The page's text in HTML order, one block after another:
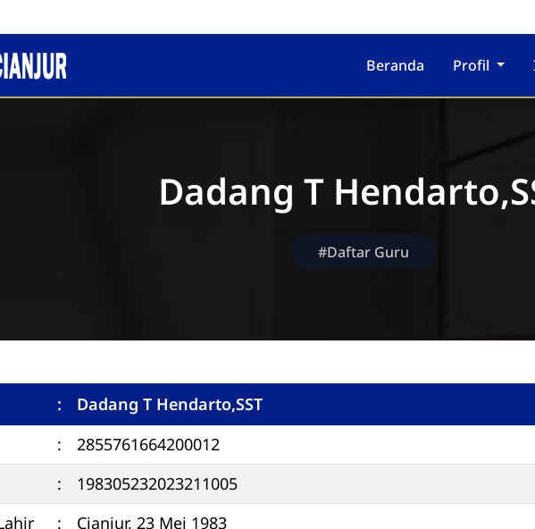
Beranda Profil
Dadang T
#Daftar Guru
:
Dadang T Hendarto,SST
:
2855761664200012
:
198305232023211005
:
Cianjur, 23 Mei 1983